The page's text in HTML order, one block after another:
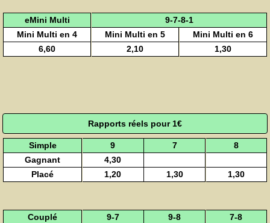
eMini Multi
9-7-8-1
Mini Multi en 4
Mini Multi en 5
Mini Multi en 6
6,60
2,10 1,30
Rapports réels pour 1€
Simple 9 7
8
Gagnant
4,30
Placé
1,20 1,30 1,30
Couplé 9-7 9-8 7-8